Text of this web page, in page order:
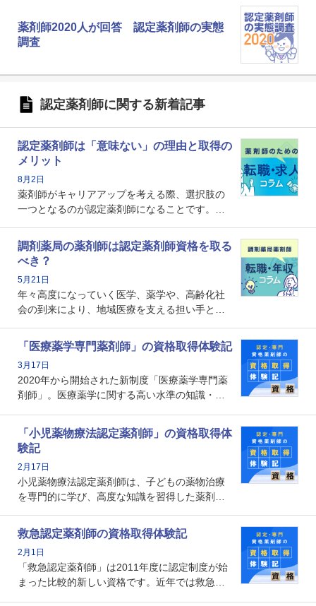
薬剤師2020人が回答 認定薬剤師の実態
調査
認定薬剤師に関する新着記事
認定薬剤師は「意味ない」の理由と取得の
メリット
8月2日
薬剤師がキャリアアップを考える際、選択肢の
一つとなるのが認定薬剤師になることです。し
という声を聞いたことがあるかもしれません。
本記事では、認定薬剤師が「意味ない」といわ
れる理由や、取得するメリット、年収・キャリ
アへの影響を解説します。
調剤薬局の薬剤師は認定薬剤師資格を取る
べき？
5月21日
年々高度になっていく医学、薬学や、高齢化社
会の到来により、地域医療を支える担い手とし
で、重要度が増しているのが認定薬剤師という
資格です。認定薬剤師とはいったいどんな資格
なのでしょうか。それを取得するとどのような
メリットがあるのでしょうか。
「医療薬学専門薬剤師」の資格取得体験記
3月17日
2020年から開始された新制度「医療薬学専門薬
剤師」。医療薬学に関する高い水準の知識・技
となります。取得要件は多岐に渡り、審査も複
数回ありますが、患者さんに対して一定の能力
の証明になる資格と言えます。
「小児薬物療法認定薬剤師」の資格取得体
験記
2月17日
小児薬物療法認定薬剤師は、子どもの薬物治療
を専門的に学び、高度な知識を習得した薬剤師
や、特有の疾患、心理状況を理解し、専門性を
深めることで、子どもとその保護者に寄り添え
る存在です。今回はそんな小児薬物療法認定薬
剤師の取得体験記をご紹介します。
救急認定薬剤師の資格取得体験記
2月1日
「救急認定薬剤師」は2011年度に認定制度が始
まった比較的新しい資格です。近年では救急病